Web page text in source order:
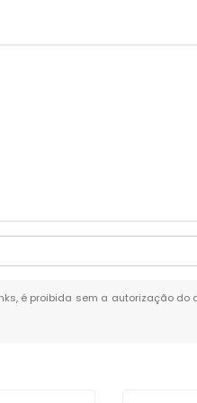
é proibida sem a autorização do